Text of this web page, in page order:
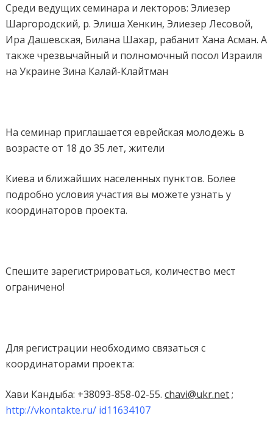
Среди ведущих семинара и лекторов: Элиезер
Шаргородский, р. Элиша Хенкин, Элиезер Лесовой,
Ира Дашевская, Билана Шахар, рабанит Хана Асман. А
также чрезвычайный и полномочный посол Израиля
наУкраине Зина Калай-Клайтман
На семинар приглашается еврейская молодежь в
возрасте от 18 до 35 лет, жители
Киева и ближайших населенных пунктов. Более
подробно условия участия вы можете узнать у
координаторов проекта.
Спешите зарегистрироваться, количество мест
ограничено!
Для регистрации необходимо связаться с
координаторами проекта:
Хави Кандыба: +38093-858-02-55.chavi@ukr.net ;
http://vkontakte.ru/ id11634107